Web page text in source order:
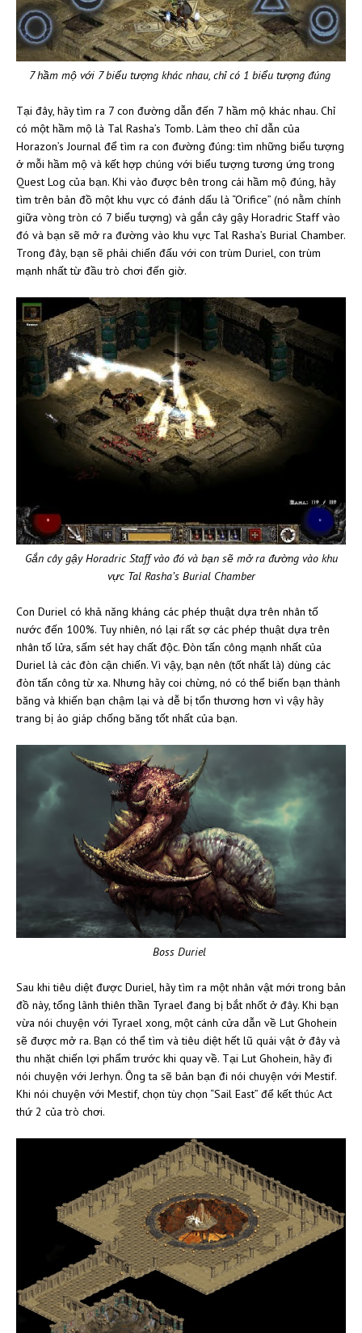
7 hầm mộ với 7 biểu tượng khác nhau, chỉ có 1 biểu tượng đúng
Tại đây, hãy tìm ra 7 con đường dẫn đến 7 hầm mộ khác nhau. Chỉ
có một hầm mộ là Tal Rasha’s Tomb. Làm theo chỉ dẫn của
Horazon’s Journal để tìm ra con đường đúng: tìm những biểu tượng
ở mỗi hầm mộ và kết hợp chúng với biểu tượng tương ứng trong
Quest Log của bạn. Khi vào được bên trong cái hầm mộ đúng, hãy
tìm trên bản đồ một khu vực có đánh dấu là “Orifice” (nó nằm chính
giữa vòng tròn có 7 biểu tượng) và gắn cây gậy Horadric Staff vào
đó và bạn sẽ mở ra đường vào khu vực Tal Rasha’s Burial Chamber.
Trong đây, bạn sẽ phải chiến đấu với con trùm Duriel, con trùm
mạnh nhất từ đầu trò chơi đến giờ.
Gắn cây gậy Horadric Staff vào đó và bạn sẽ mở ra đường vào khu
vực Tal Rasha’s Burial Chamber
Con Duriel có khả năng kháng các phép thuật dựa trên nhân tố
nước đến 100%. Tuy nhiên, nó lại rất sợ các phép thuật dựa trên
nhân tố lửa, sấm sét hay chất độc. Đòn tấn công mạnh nhất của
Duriel là các đòn cận chiến. Vì vậy, bạn nên (tốt nhất là) dùng các
đòn tấn công từ xa. Nhưng hãy coi chừng, nó có thể biến bạn thành
băng và khiến bạn chậm lại và dễ bị tổn thương hơn vì vậy hãy
trang bị áo giáp chống băng tốt nhất của bạn.
Boss Duriel
Sau khi tiêu diệt được Duriel, hãy tìm ra một nhân vật mới trong bản
đồ này, tổng lãnh thiên thần Tyrael đang bị bắt nhốt ở đây. Khi bạn
vừa nói chuyện với Tyrael xong, một cánh cửa dẫn về Lut Ghohein
sẽ được mở ra. Bạn có thể tìm và tiêu diệt hết lũ quái vật ở đây và
thu nhặt chiến lợi phẩm trước khi quay về. Tại Lut Ghohein, hãy đi
nói chuyện với Jerhyn. Ông ta sẽ bản bạn đi nói chuyện với Mestif.
Khi nói chuyện với Mestif, chọn tùy chọn “Sail East” để kết thúc Act
thứ 2 của trò chơi.